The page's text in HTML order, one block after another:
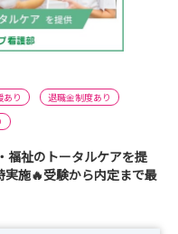
あり
退職金制度あり
福祉のトータルケアを提
施🔥受験から内定まで最